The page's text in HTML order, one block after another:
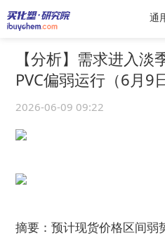
通
【分析】需求进入淡
PVC偏弱运行（6月9
2026-06-09 09:22
摘要：预计现货价格区间弱